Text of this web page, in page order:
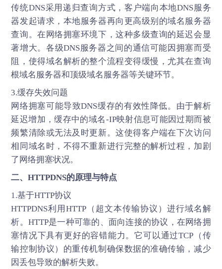
传统DNS采用递归查询方式，客户端向本地DNS服务
器发起请求，本地服务器再向更高级别的域名服务器
查询。在网络拥塞环境下，这种多级查询的延迟会显
著增大。各级DNS服务器之间的通信可能因拥塞而受
阻，使得域名解析的整个流程变得缓慢，尤其在查询
根域名服务器和顶级域名服务器等关键环节。
3.缓存失效问题
网络拥塞可能导致DNS缓存的有效性降低。由于解析
延迟增加，缓存中的域名-IP映射信息可能因过期而被
频繁清除或无法及时更新。这使得客户端在下次访问
相同域名时，不得不重新进行完整的解析过程，加剧
了网络拥塞状况。
二、HTTPDNS的原理与特点
1.基于HTTP协议
HTTPDNS利用HTTP（超文本传输协议）进行域名解
析。HTTP是一种可靠的、面向连接的协议，在网络拥
塞情况下具有更好的容错能力。它可以通过TCP（传
输控制协议）的重传机制确保数据的准确传输，减少
因丢包导致的解析失败。